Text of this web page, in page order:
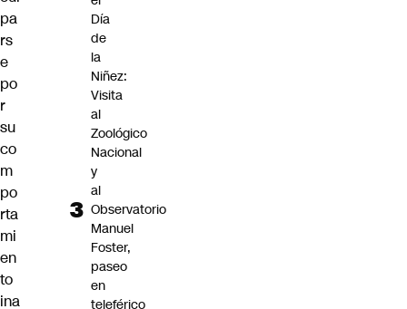
pa
rs
e
po
r
su
co
m
po
rta
mi
en
to
ina
Día
de
la
Niñez:
Visita
al
Zoológico
Nacional
y
al
Observatorio
Manuel
Foster,
paseo
en
teleférico